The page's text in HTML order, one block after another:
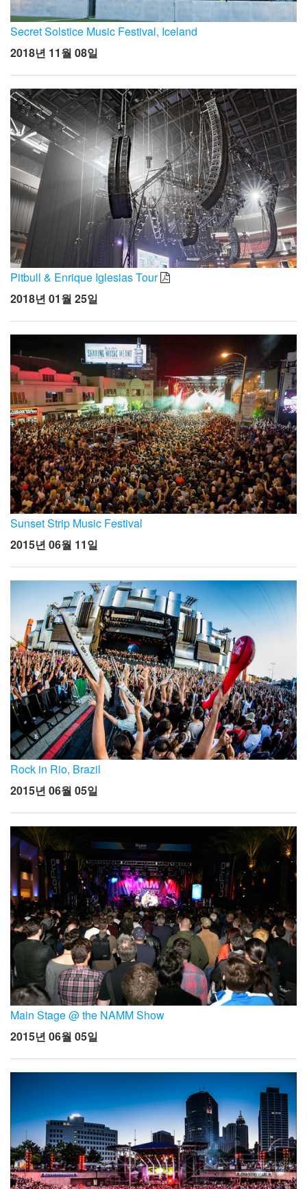
Secret Solstice Music Festival, Iceland
2018년 11월 08일
Pitbull & Enrique Iglesias Tour
2018년 01월 25일
Sunset Strip Music Festival
2015년 06월 11일
Rock in Rio, Brazil
2015년 06월 05일
Main Stage @ the NAMM Show
2015년 06월 05일